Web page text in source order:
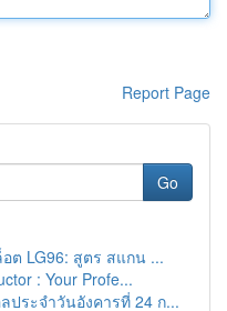
Report Page
Go
ต LG96: สูตร สแกน ...
: Your Profe...
ระจำวันอังคารที่ 24 ก...